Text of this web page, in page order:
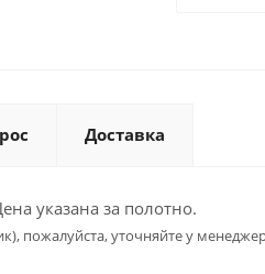
Доставка
указана за полотно.
пожалуйста, уточняйте у